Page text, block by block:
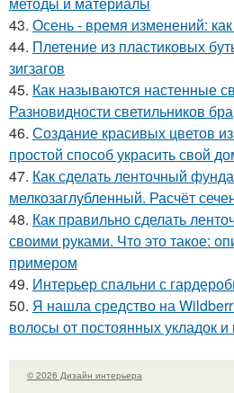
43. Осень - время изменений:
44. Плетение из пластиковых
зигзагов
45. Как называются настенные
Разновидности светильников бра
46. Создание красивых цветов
простой способ украсить свой
47. Как сделать ленточный
мелкозаглубленный. Расчёт
48. Как правильно сделать
своими руками. Что это такое:
примером
49. Интерьер спальни с
50. Я нашла средство на
волосы от постоянных укладок
© 2026 Дизайн интерьера